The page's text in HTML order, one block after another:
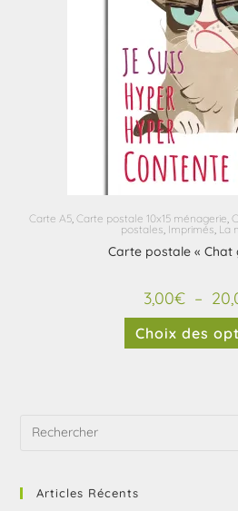
Carte A5, Carte postale 10x15 ménagerie,
postales, Imprimés, La
Carte postale « Chat
3,00€ –
Choix des
Articles Récents